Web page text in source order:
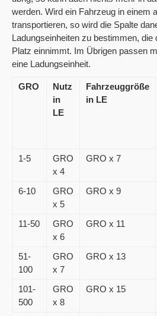
werden. Wird ein Fahrzeug in einem
transportieren, so wird die Spalte
Ladungseinheiten zu bestimmen,
Platz einnimmt. Im Übrigen passen
eine Ladungseinheit.
GRO
Nutz
in
LE
Fahrzeuggröße
in LE
1-5
GRO
x 4
GRO x 7
6-10
GRO
x 5
GRO x 9
11-50
GRO
x 6
GRO x 11
51-
100
GRO
x 7
GRO x 13
101-
500
GRO
x 8
GRO x 15